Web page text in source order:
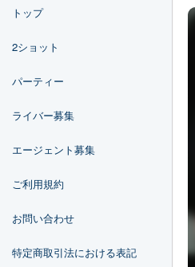
トップ
2ショット
パーティー
ライバー募集
エージェント募集
ご利用規約
お問い合わせ
特定商取引法における表記